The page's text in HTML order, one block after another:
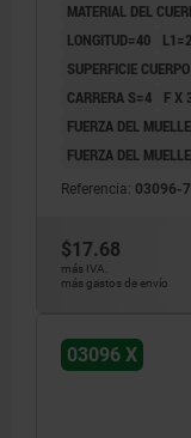
MATERIAL DEL
LONGITUD=40
SUPERFICIE
CARRERA S=4
F X
FUERZA DEL
FUERZA DEL
Referencia: 03096-
$17.68
más IVA.
más gastos de envío
03096 X